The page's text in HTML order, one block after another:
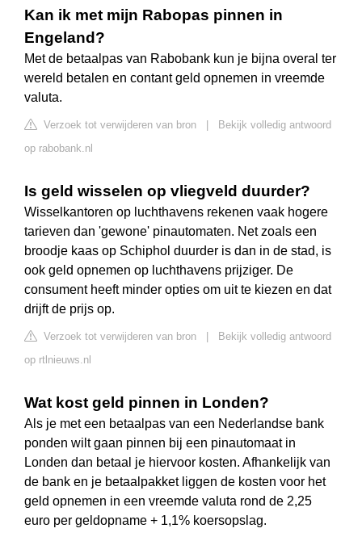
Kan ik met mijn Rabopas pinnen in
Engeland?
Met de betaalpas van Rabobank kun je bijna overal ter
wereld betalen en contant geld opnemen in vreemde
valuta.
Verzoek tot verwijderen van bron
Bekijk volledig antwoord
op rabobank.nl
Is geld wisselen op vliegveld duurder?
Wisselkantoren op luchthavens rekenen vaak hogere
tarieven dan 'gewone' pinautomaten. Net zoals een
broodje kaas op Schiphol duurder is dan in de stad, is
ook geld opnemen op luchthavens prijziger. De
consument heeft minder opties om uit te kiezen en dat
drijft de prijs op.
Verzoek tot verwijderen van bron
Bekijk volledig antwoord
op rtlnieuws.nl
Wat kost geld pinnen in Londen?
Als je met een betaalpas van een Nederlandse bank
ponden wilt gaan pinnen bij een pinautomaat in
Londen dan betaal je hiervoor kosten. Afhankelijk van
de bank en je betaalpakket liggen de kosten voor het
geld opnemen in een vreemde valuta rond de 2,25
euro per geldopname + 1,1% koersopslag.